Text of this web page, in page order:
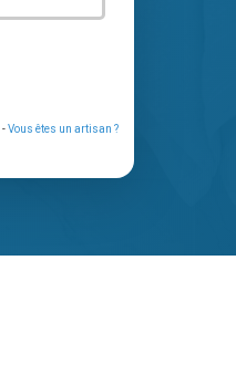
-Vous êtes un artisan ?